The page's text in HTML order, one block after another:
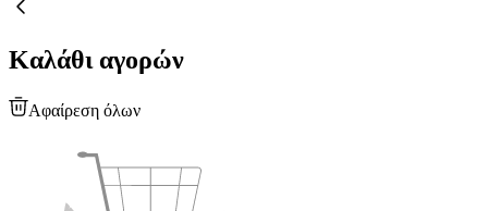
Καλάθι αγορών
Αφαίρεση όλων